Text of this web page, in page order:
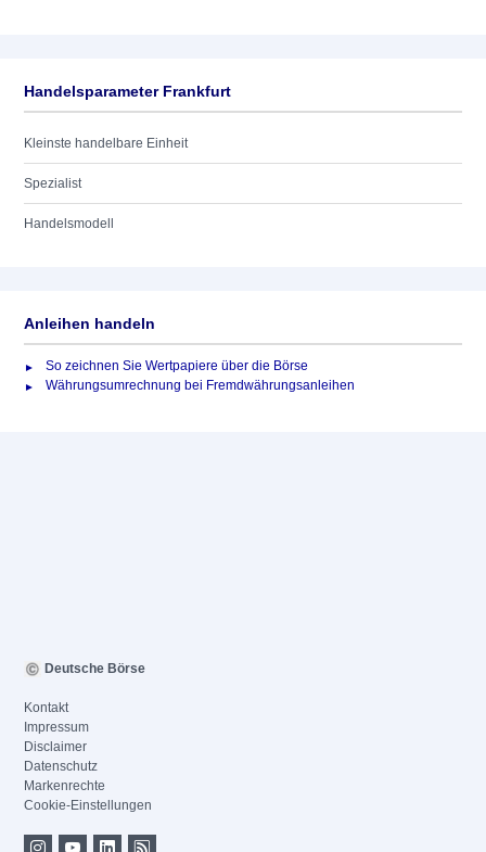
Handelsparameter Frankfurt
Kleinste handelbare Einheit
Spezialist
Handelsmodell
Anleihen handeln
So zeichnen Sie Wertpapiere über die Börse
Währungsumrechnung bei Fremdwährungsanleihen
Deutsche Börse
Kontakt
Impressum
Disclaimer
Datenschutz
Markenrechte
Cookie-Einstellungen